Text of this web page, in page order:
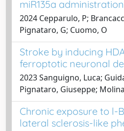
miR135a
2024 Cepparulo, P;
Pignataro, G; Cuomo, O
Stroke by inducing
ferroptotic neuronal
2023 Sanguigno, Luca;
Pignataro, Giuseppe;
Chronic exposure to l-
lateral sclerosis-like